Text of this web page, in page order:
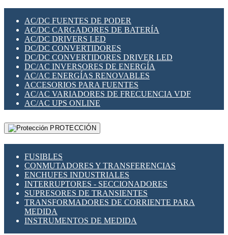
SWITCH Y MICROSWITCH
TARJETAS PI
UNIÓN Y DERIVACIÓN DE CABLE
PLACAS MODULARES IOT
SWITCHES Y REDES WIFI
SOLUCIONES IOT
SOLUCIONES LORAWAN
SOLUCIONES RED CELULAR
SEGURIDAD PARA REDES
SWITCHES LAN
TELEFONÍA IP (VOIP)
VIGILANCIA IP (CCTV)
MESHTASTIC
AC/DC FUENTES DE PODER
AC/DC CARGADORES DE BATERÍA
AC/DC DRIVERS LED
DC/DC CONVERTIDORES
DC/DC CONVERTIDORES DRIVER LED
DC/AC INVERSORES DE ENERGÍA
AC/AC ENERGÍAS RENOVABLES
ACCESORIOS PARA FUENTES
AC/AC VARIADORES DE FRECUENCIA VDF
AC/AC UPS ONLINE
PROTECCIÓN
FUSIBLES
CONMUTADORES Y TRANSFERENCIAS
ENCHUFES INDUSTRIALES
INTERRUPTORES - SECCIONADORES
SUPRESORES DE TRANSIENTES
TRANSFORMADORES DE CORRIENTE PARA
MEDIDA
INSTRUMENTOS DE MEDIDA